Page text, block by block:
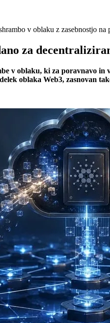
v oblaku z zasebnostjo na
za
v oblaku, ki za poravnavo
oblaka Web3, zasnovan